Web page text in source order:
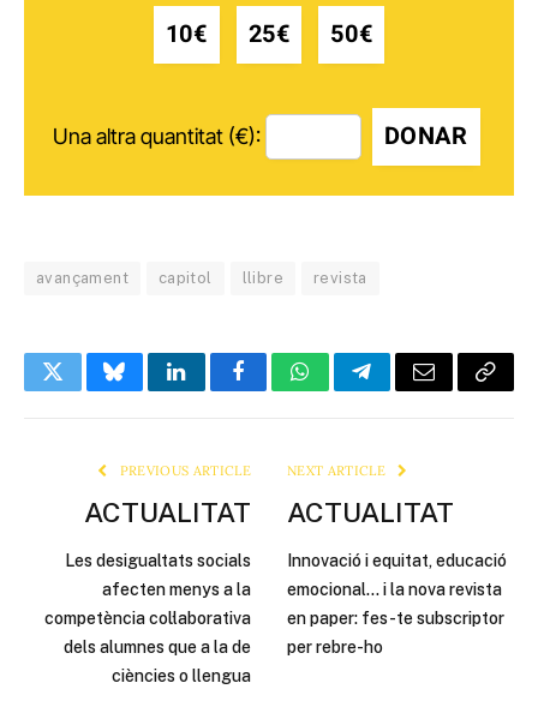
10€ 25€ 50€
Una altra quantitat (€): DONAR
avançament capitol llibre revista
TwitterBlueskyLinkedInFacebookWhatsAppTelegramEmail Copy
PREVIOUS ARTICLE
ACTUALITAT
Les desigualtats socials
afecten menys a la
competència col·laborativa
dels alumnes que a la de
ciències o llengua
NEXT ARTICLE
ACTUALITAT
Innovació i equitat, educació
emocional… i la nova revista
en paper: fes-te subscriptor
per rebre-ho